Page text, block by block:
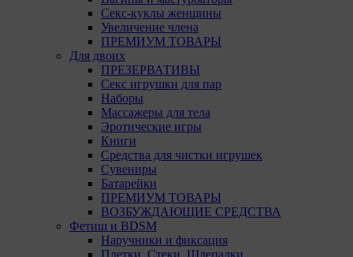
Секс-куклы женщины
Увеличение члена
ПРЕМИУМ ТОВАРЫ
Для двоих
ПРЕЗЕРВАТИВЫ
Секс игрушки для пар
Наборы
Массажеры для тела
Эротические игры
Книги
Средства для чистки игрушек
Сувениры
Батарейки
ПРЕМИУМ ТОВАРЫ
ВОЗБУЖДАЮЩИЕ СРЕДСТВА
Фетиш и BDSM
Наручники и фиксация
Плетки, Стеки, Шлепалки